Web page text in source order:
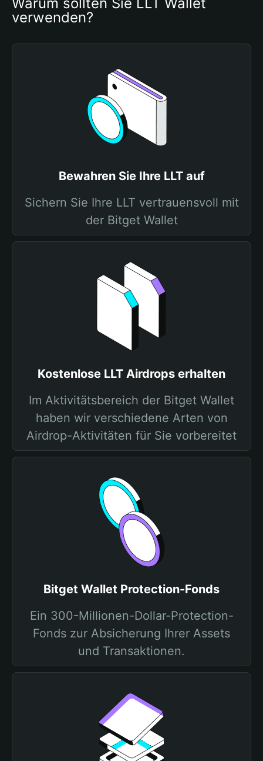
verwenden?
Bewahren Sie Ihre LLT auf
Sichern Sie Ihre LLT vertrauensvoll mit
der Bitget Wallet
Kostenlose LLT Airdrops erhalten
Im Aktivitätsbereich der Bitget Wallet
haben wir verschiedene Arten von
Airdrop-Aktivitäten für Sie vorbereitet
Bitget Wallet Protection-Fonds
Ein 300-Millionen-Dollar-Protection-
Fonds zur Absicherung Ihrer Assets
und Transaktionen.